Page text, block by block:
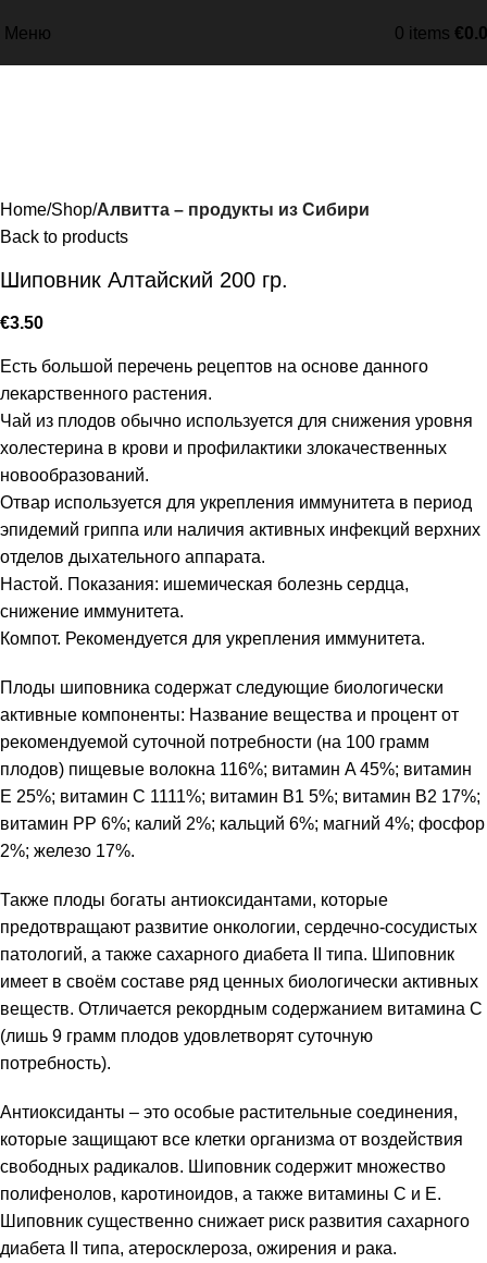
Меню 0 items €
Home Shop Алвитта – продукты из Сибири
Back to products
Шиповник Алтайский 200 гр.
€3.50
Есть большой перечень рецептов на основе данного
лекарственного растения.
Чай из плодов обычно используется для снижения уровня
холестерина в крови и профилактики злокачественных
новообразований.
Отвар используется для укрепления иммунитета в период
эпидемий гриппа или наличия активных инфекций верхних
отделов дыхательного аппарата.
Настой. Показания: ишемическая болезнь сердца,
снижение иммунитета.
Компот. Рекомендуется для укрепления иммунитета.
Плоды шиповника содержат следующие биологически
активные компоненты: Название вещества и процент от
рекомендуемой суточной потребности (на 100 грамм
плодов) пищевые волокна 116%; витамин A 45%; витамин
E 25%; витамин C 1111%; витамин B1 5%; витамин B2 17%;
витамин PP 6%; калий 2%; кальций 6%; магний 4%; фосфор
2%; железо 17%.
Также плоды богаты антиоксидантами, которые
предотвращают развитие онкологии, сердечно-сосудистых
патологий, а также сахарного диабета II типа. Шиповник
имеет в своём составе ряд ценных биологически активных
веществ. Отличается рекордным содержанием витамина C
(лишь 9 грамм плодов удовлетворят суточную
потребность).
Антиоксиданты – это особые растительные соединения,
которые защищают все клетки организма от воздействия
свободных радикалов. Шиповник содержит множество
полифенолов, каротиноидов, а также витамины C и E.
Шиповник существенно снижает риск развития сахарного
диабета II типа, атеросклероза, ожирения и рака.